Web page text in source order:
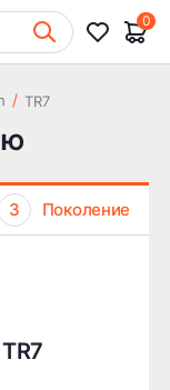
0
/ TR7
3 Поколение